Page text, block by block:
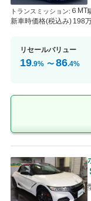
トランスミッション: ６MT
新車時価格(税込み) 198
リセールバリュー
19.9% 〜 86.4%